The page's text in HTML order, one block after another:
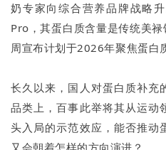
奶专家向综合营养品牌战略
Pro，其蛋白质含量是传统美
周宣布计划于2026年聚焦蛋白
长久以来，国人对蛋白质补充
品类上，百事此举将其从运动
头入局的示范效应，能否推动